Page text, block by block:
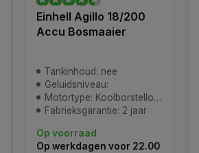
Einhell Agillo 18/200
Accu Bosmaaier
Tankinhoud: nee
Geluidsniveau:
Motortype: Koolborstelloos
Fabrieksgarantie: 2 jaar
Op voorraad
Op werkdagen voor 22.00